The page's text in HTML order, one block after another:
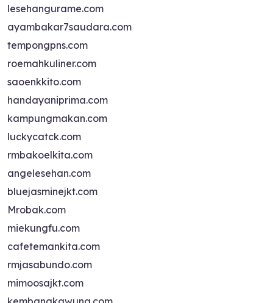
lesehangurame.com
ayambakar7saudara.com
tempongpns.com
roemahkuliner.com
saoenkkito.com
handayaniprima.com
kampungmakan.com
luckycatck.com
rmbakoelkita.com
angelesehan.com
bluejasminejkt.com
Mrobak.com
miekungfu.com
cafetemankita.com
rmjasabundo.com
mimoosajkt.com